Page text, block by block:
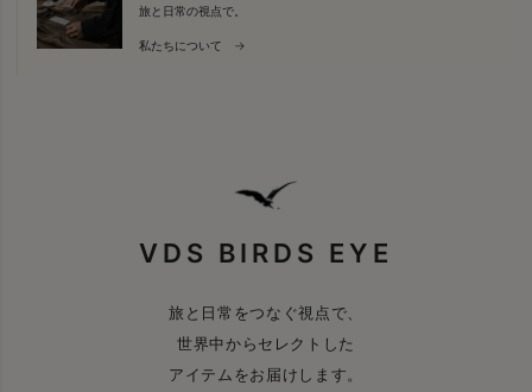
旅と日常の視点で。
私たちについて →
VDS BIRDS EYE
旅と日常をつなぐ視点で、
世界中からセレクトした
アイテムをお届けします。